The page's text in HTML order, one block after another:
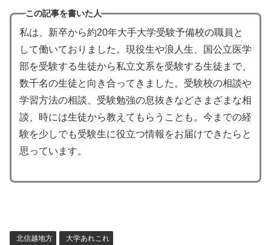
この記事を書いた人
私は、新卒から約20年大手大学受験予備校の職員と
して働いておりました。現役生や浪人生、国公立医学
部を受験する生徒から私立文系を受験する生徒まで、
数千名の生徒と向き合ってきました。受験校の相談や
学習方法の相談、受験勉強の息抜きなどさまざまな相
談、時には生徒から教えてもらうことも。今までの経
験を少しでも受験生に役立つ情報をお届けできたらと
思っています。
北信越地方 大学あれこれ